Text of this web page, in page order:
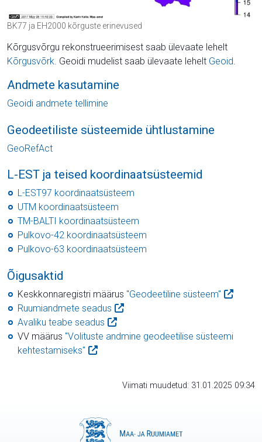
BK77 ja EH2000 kõrguste erinevused
Kõrgusvõrgu rekonstrueerimisest saab ülevaate lehelt
Kõrgusvõrk . Geoidi mudelist saab ülevaate lehelt Geoid
Andmete kasutamine
Geoidi andmete tellimine
Geodeetiliste süsteemide ühtlustamine
GeoRefAct
L-EST ja teised koordinaatsüsteemid
L-EST97 koordinaatsüsteem
UTM koordinaatsüsteem
TM-BALTI koordinaatsüsteem
Pulkovo-42 koordinaatsüsteem
Pulkovo-63 koordinaatsüsteem
Õigusaktid
Keskkonnaregistri määrus "Geodeetiline süsteem"
Ruumiandmete seadus
Avaliku teabe seadus
VV määrus "Volituste andmine geodeetilise süsteemi
kehtestamiseks"
Viimati muudetud: 31.01.2025 09:34